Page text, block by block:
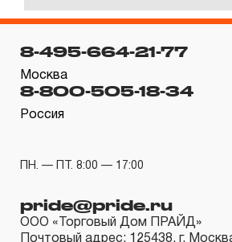
8-495-664-21-77
Москва
8-800-505-18-34
Россия
ПН. — ПТ. 8:00 — 17:00
pride@pride.ru
ООО «Торговый Дом ПРАЙД»
Почтовый адрес: 125438, г.